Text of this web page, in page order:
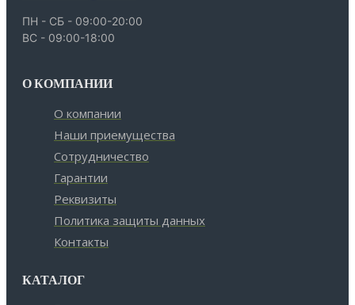
ПН - СБ - 09:00-20:00
ВС - 09:00-18:00
О КОМПАНИИ
О компании
Наши приемущества
Сотрудничество
Гарантии
Реквизиты
Политика защиты данных
Контакты
КАТАЛОГ